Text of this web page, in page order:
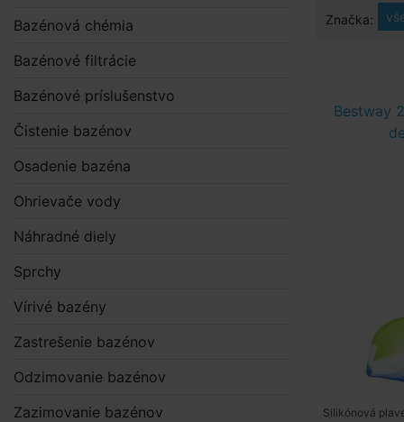
Značka:
Bestway
Silikónová
Bazénová chémia
Bazénové filtrácie
Bazénové príslušenstvo
Čistenie bazénov
Osadenie bazéna
Ohrievače vody
Náhradné diely
Sprchy
Vírivé bazény
Zastrešenie bazénov
Odzimovanie bazénov
Zazimovanie bazénov